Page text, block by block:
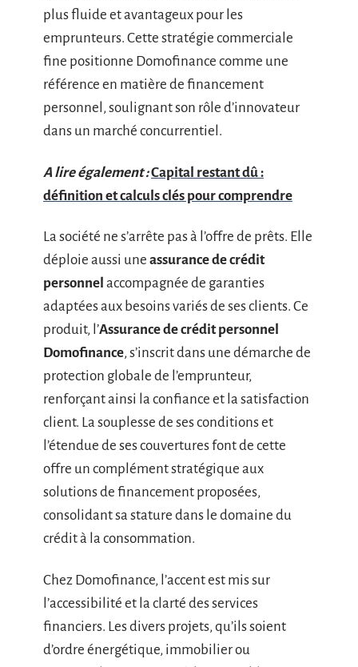
plus fluide et avantageux pour les
emprunteurs. Cette stratégie commerciale
fine positionne Domofinance comme une
référence en matière de financement
personnel, soulignant son rôle d’innovateur
dans un marché concurrentiel.
A lire également :Capital restant dû :
définition et calculs clés pour comprendre
La société ne s’arrête pas à l’offre de prêts. Elle
déploie aussi une assurance de crédit
personnel accompagnée de garanties
adaptées aux besoins variés de ses clients. Ce
produit, l’Assurance de crédit personnel
Domofinance, s’inscrit dans une démarche de
protection globale de l’emprunteur,
renforçant ainsi la confiance et la satisfaction
client. La souplesse de ses conditions et
l’étendue de ses couvertures font de cette
offre un complément stratégique aux
solutions de financement proposées,
consolidant sa stature dans le domaine du
crédit à la consommation.
Chez Domofinance, l’accent est mis sur
l’accessibilité et la clarté des services
financiers. Les divers projets, qu’ils soient
d’ordre énergétique, immobilier ou